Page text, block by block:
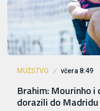
MUŽSTVO včera 8:49
Brahim: Mourinho
dorazili do